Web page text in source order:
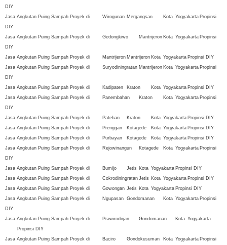
DIY
Jasa Angkutan Puing Sampah Proyek di
Wirogunan Mergangsan Kota Yogyakarta Propinsi
DIY
Jasa Angkutan Puing Sampah Proyek di
Gedongkiwo Mantrijeron Kota Yogyakarta Propinsi
DIY
Jasa Angkutan Puing Sampah Proyek di
Mantrijeron Mantrijeron Kota Yogyakarta Propinsi DIY
Jasa Angkutan Puing Sampah Proyek di
Suryodiningratan Mantrijeron Kota Yogyakarta Propinsi
DIY
Jasa Angkutan Puing Sampah Proyek di
Kadipaten Kraton Kota Yogyakarta Propinsi DIY
Jasa Angkutan Puing Sampah Proyek di
Panembahan Kraton Kota Yogyakarta Propinsi
DIY
Jasa Angkutan Puing Sampah Proyek di
Patehan Kraton Kota Yogyakarta Propinsi DIY
Jasa Angkutan Puing Sampah Proyek di
Prenggan Kotagede Kota Yogyakarta Propinsi DIY
Jasa Angkutan Puing Sampah Proyek di
Purbayan Kotagede Kota Yogyakarta Propinsi DIY
Jasa Angkutan Puing Sampah Proyek di
Rejowinangun Kotagede Kota Yogyakarta Propinsi
DIY
Jasa Angkutan Puing Sampah Proyek di
Bumijo Jetis Kota Yogyakarta Propinsi DIY
Jasa Angkutan Puing Sampah Proyek di
Cokrodiningratan Jetis Kota Yogyakarta Propinsi DIY
Jasa Angkutan Puing Sampah Proyek di
Gowongan Jetis Kota Yogyakarta Propinsi DIY
Jasa Angkutan Puing Sampah Proyek di
Ngupasan Gondomanan Kota Yogyakarta Propinsi
DIY
Jasa Angkutan Puing Sampah Proyek di
Prawirodirjan Gondomanan Kota Yogyakarta
Propinsi DIY
Jasa Angkutan Puing Sampah Proyek di
Baciro Gondokusuman Kota Yogyakarta Propinsi